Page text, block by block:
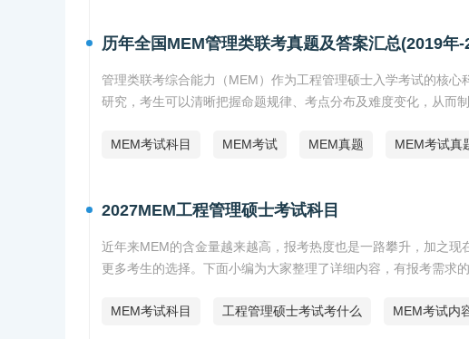
历年全国MEM管理类联考真题及答案汇总(2019年-
管理类联考综合能力（MEM）作为工程管理硕士入学考试的核
研究，考生可以清晰把握命题规律、考点分布及难度变化，从而
MEM考试科目 MEM考试 MEM真题 MEM考试真
2027MEM工程管理硕士考试科目
近年来MEM的含金量越来越高，报考热度也是一路攀升，加之
更多考生的选择。下面小编为大家整理了详细内容，有报考需求
MEM考试科目 工程管理硕士考试考什么 MEM考试内